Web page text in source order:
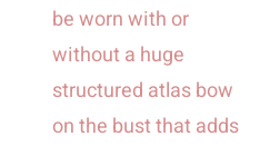
be worn with or
without a huge
structured atlas bow
on the bust that adds